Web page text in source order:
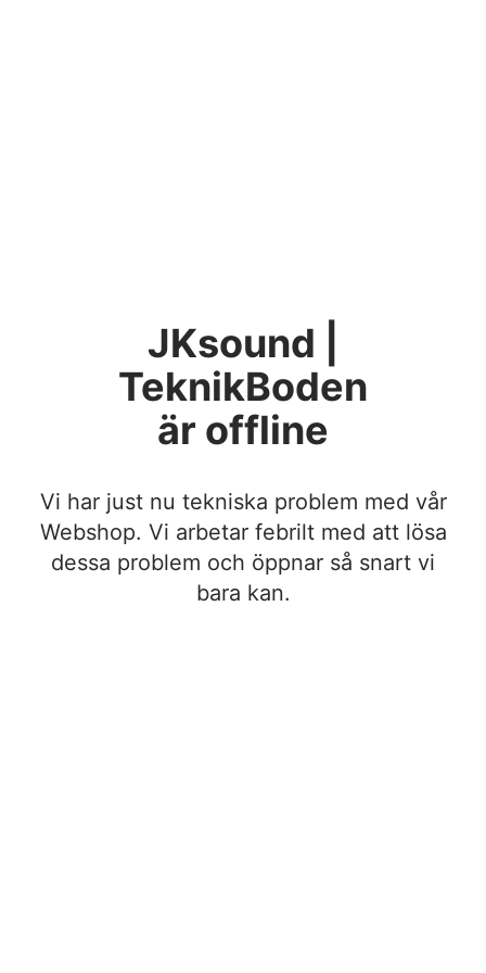
JKsound |
TeknikBoden
är offline
Vi har just nu tekniska problem med vår
Webshop. Vi arbetar febrilt med att lösa
dessa problem och öppnar så snart vi
bara kan.